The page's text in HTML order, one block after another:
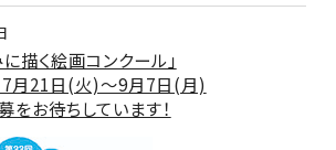
描く絵画コンクール」
7月21日(火)～9月7日(月)
をお待ちしています！